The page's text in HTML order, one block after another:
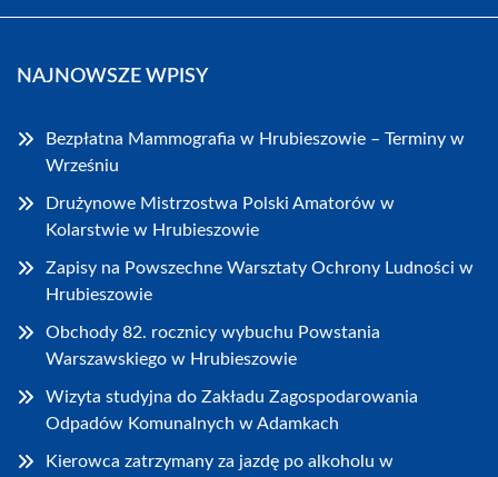
NAJNOWSZE WPISY
Bezpłatna Mammografia w Hrubieszowie – Terminy w
Wrześniu
Drużynowe Mistrzostwa Polski Amatorów w
Kolarstwie w Hrubieszowie
Zapisy na Powszechne Warsztaty Ochrony Ludności w
Hrubieszowie
Obchody 82. rocznicy wybuchu Powstania
Warszawskiego w Hrubieszowie
Wizyta studyjna do Zakładu Zagospodarowania
Odpadów Komunalnych w Adamkach
Kierowca zatrzymany za jazdę po alkoholu w